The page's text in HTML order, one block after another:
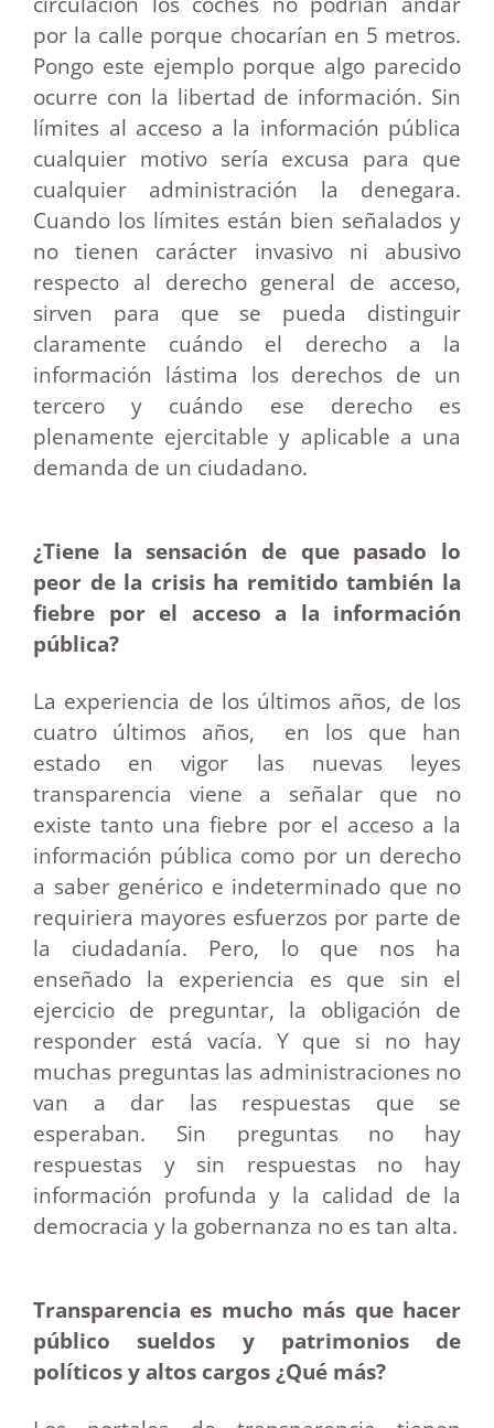
por la calle porque chocarían en 5 metros.
Pongo este ejemplo porque algo parecido
ocurre con la libertad de información. Sin
límites al acceso a la información pública
cualquier motivo sería excusa para que
cualquier administración la denegara.
Cuando los límites están bien señalados y
no tienen carácter invasivo ni abusivo
respecto al derecho general de acceso,
sirven para que se pueda distinguir
claramente cuándo el derecho a la
información lástima los derechos de un
tercero y cuándo ese derecho es
plenamente ejercitable y aplicable a una
demanda de un ciudadano.
¿Tiene la sensación de que pasado lo
peor de la crisis ha remitido también la
fiebre por el acceso a la información
pública?
La experiencia de los últimos años, de los
cuatro últimos años, en los que han
estado en vigor las nuevas leyes
transparencia viene a señalar que no
existe tanto una fiebre por el acceso a la
información pública como por un derecho
a saber genérico e indeterminado que no
requiriera mayores esfuerzos por parte de
la ciudadanía. Pero, lo que nos ha
enseñado la experiencia es que sin el
ejercicio de preguntar, la obligación de
responder está vacía. Y que si no hay
muchas preguntas las administraciones no
van a dar las respuestas que se
esperaban. Sin preguntas no hay
respuestas y sin respuestas no hay
información profunda y la calidad de la
democracia y la gobernanza no es tan alta.
Transparencia es mucho más que hacer
público sueldos y patrimonios de
políticos y altos cargos ¿Qué más?